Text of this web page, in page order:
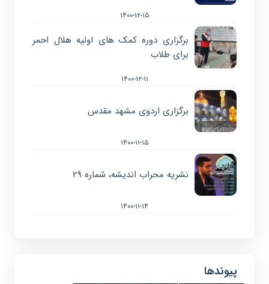
۱۴۰۰-۱۲-۱۵
برگزاری دوره کمک های اولیه هلال احمر
برای طلاب
۱۴۰۰-۱۲-۱۱
برگزاری اردوی مشهد مقدس
۱۴۰۰-۱۱-۱۵
نشریه محراب اندیشه، شماره ۲۹
۱۴۰۰-۱۱-۱۴
پیوندها